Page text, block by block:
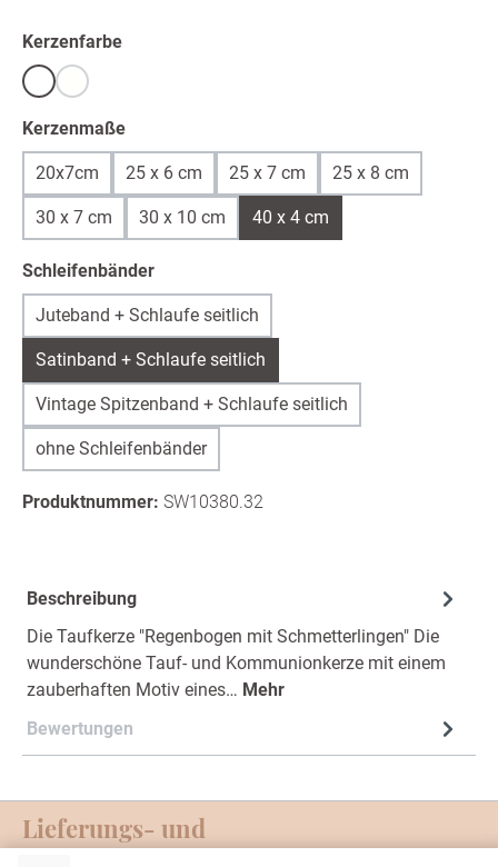
Kerzenfarbeauswählen
Weißwarmweiß /ivory
(Diese Option ist zurzeit nicht verfügbar.)
Kerzenmaßeauswählen
20x7cm 25 x 6 cm 25 x 7 cm 25 x 8 cm
30 x 7 cm 30 x 10 cm 40 x 4 cm
Schleifenbänderauswählen
Juteband + Schlaufe seitlich
Satinband + Schlaufe seitlich
Vintage Spitzenband + Schlaufe seitlich
ohne Schleifenbänder
Produktnummer: SW10380.32
Beschreibung
Die Taufkerze "Regenbogen mit Schmetterlingen" Die
wunderschöne Tauf- und Kommunionkerze mit einem
zauberhaften Motiv eines… Mehr
Bewertungen
Lieferungs- und